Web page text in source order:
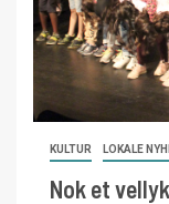
KULTUR LOKALE
Nok et